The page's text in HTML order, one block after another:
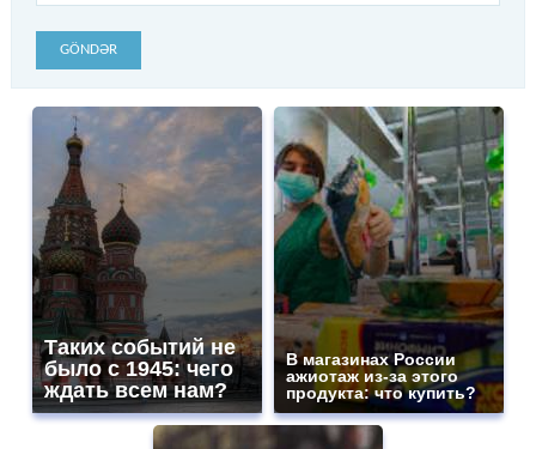
GÖNDƏR
Таких событий не
было с 1945: чего
ждать всем нам?
В магазинах России
ажиотаж из-за этого
продукта: что купить?